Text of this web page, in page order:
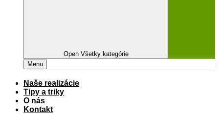
Open Všetky kategórie
Menu
Naše realizácie
Tipy a triky
O nás
Kontakt